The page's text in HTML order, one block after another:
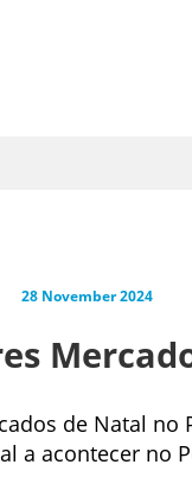
28 November 2024
de Natal no
a acontecer no